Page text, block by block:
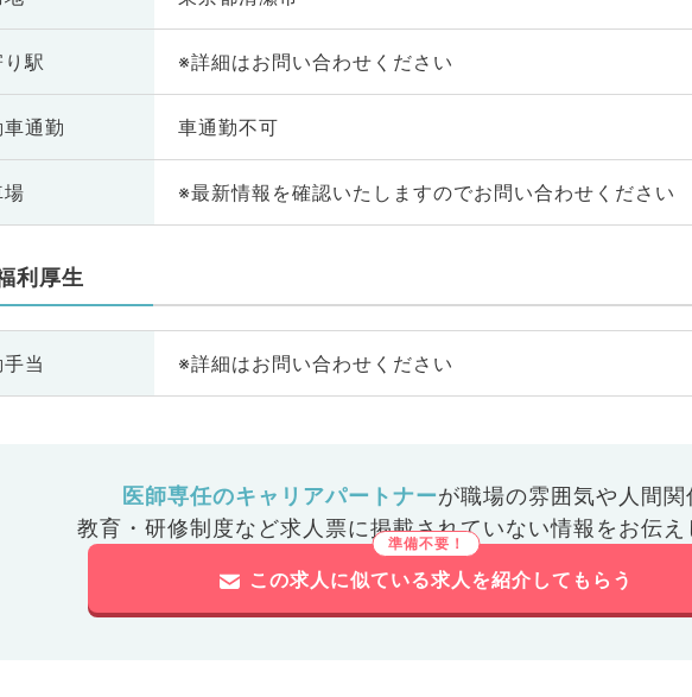
駅 ※詳細はお問い合わせください
車通勤 車通勤不可
※最新情報を確認いたしますのでお問い合わせください
利厚生
当 ※詳細はお問い合わせください
医師専任のキャリアパートナーが職場の雰囲気や人間関
教育・研修制度など求人票に掲載されていない情報をお伝え
この求人に似ている求人を紹介してもらう